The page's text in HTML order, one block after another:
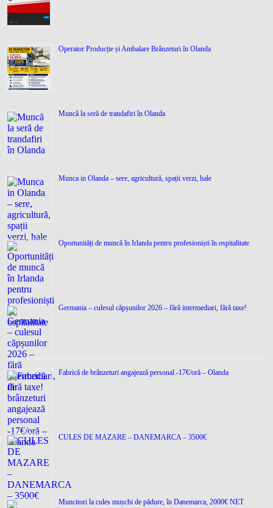
Operator Producție și Ambalare Brânzeturi în Olanda
Muncă la seră de trandafiri în Olanda
Munca in Olanda – sere, agricultură, spații verzi, hale
Oportunități de muncă în Irlanda pentru profesioniști în ospitalitate
Germania – culesul căpșunilor 2026 – fără intermediari, fără taxe!
Fabrică de brânzeturi angajează personal -17€/oră – Olanda
CULES DE MAZARE – DANEMARCA – 3500€
Muncitori la cules mușchi de pădure, în Danemarca, 2000€ NET